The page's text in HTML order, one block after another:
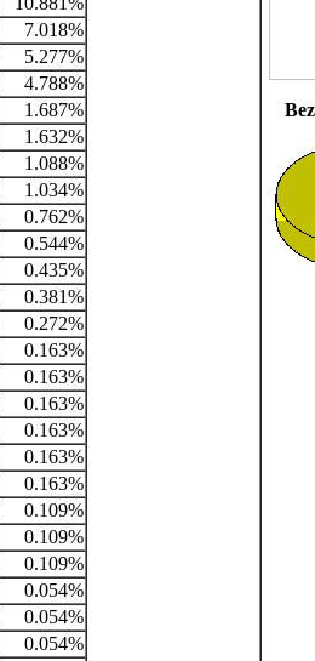
7.018%
5.277%
4.788%
1.687%
1.632%
1.088%
1.034%
0.762%
0.544%
0.435%
0.381%
0.272%
0.163%
0.163%
0.163%
0.163%
0.163%
0.163%
0.109%
0.109%
0.109%
0.054%
0.054%
0.054%